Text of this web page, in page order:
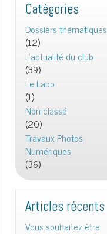
Catégories
Dossiers thématiques
(12)
L'actualité du club
(39)
Le Labo
(1)
Non classé
(20)
Travaux Photos
Numériques
(36)
Articles récents
Vous souhaitez être